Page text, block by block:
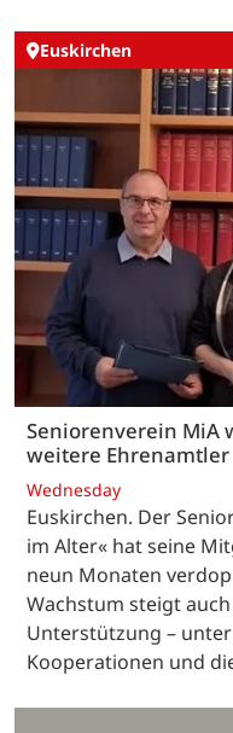
Euskirchen
Seniorenverein MiA
weitere Ehrenamtler
Wednesday
Euskirchen. Der
im Alter« hat seine
neun Monaten
Wachstum steigt
Unterstützung –
Kooperationen und